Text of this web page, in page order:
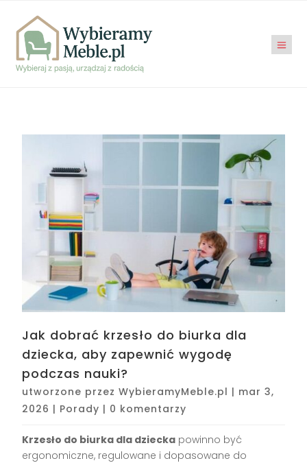
Jak dobrać krzesło do biurka dla
dziecka, aby zapewnić wygodę
podczas nauki?
utworzone przezWybieramyMeble.pl | mar 3,
2026 | Porady | 0 komentarzy
Krzesło do biurka dla dziecka powinno być
ergonomiczne, regulowane i dopasowane do